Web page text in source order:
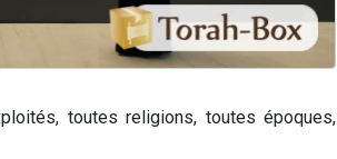
toutes religions, toutes époques,